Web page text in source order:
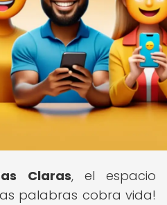
Claras, el espacio
palabras cobra vida!